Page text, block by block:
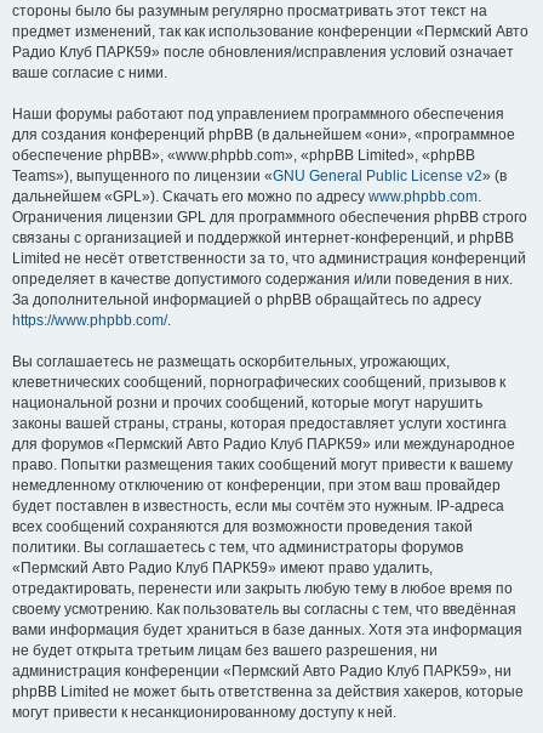
стороны было бы разумным регулярно просматривать этот текст на
предмет изменений, так как использование конференции «Пермский Авто
Радио Клуб ПАРК59» после обновления/исправления условий означает
ваше согласие с ними.
Наши форумы работают под управлением программного обеспечения
для создания конференций phpBB (в дальнейшем «они», «программное
обеспечение phpBB», «www.phpbb.com», «phpBB Limited», «phpBB
Teams»), выпущенного по лицензии «GNU General Public License v2» (в
дальнейшем «GPL»). Скачать его можно по адресу www.phpbb.com.
Ограничения лицензии GPL для программного обеспечения phpBB строго
связаны с организацией и поддержкой интернет-конференций, и phpBB
Limited не несёт ответственности за то, что администрация конференций
определяет в качестве допустимого содержания и/или поведения в них.
За дополнительной информацией о phpBB обращайтесь по адресу
https://www.phpbb.com/.
Вы соглашаетесь не размещать оскорбительных, угрожающих,
клеветнических сообщений, порнографических сообщений, призывов к
национальной розни и прочих сообщений, которые могут нарушить
законы вашей страны, страны, которая предоставляет услуги хостинга
для форумов «Пермский Авто Радио Клуб ПАРК59» или международное
право. Попытки размещения таких сообщений могут привести к вашему
немедленному отключению от конференции, при этом ваш провайдер
будет поставлен в известность, если мы сочтём это нужным. IP-адреса
всех сообщений сохраняются для возможности проведения такой
политики. Вы соглашаетесь с тем, что администраторы форумов
«Пермский Авто Радио Клуб ПАРК59» имеют право удалить,
отредактировать, перенести или закрыть любую тему в любое время по
своему усмотрению. Как пользователь вы согласны с тем, что введённая
вами информация будет храниться в базе данных. Хотя эта информация
не будет открыта третьим лицам без вашего разрешения, ни
администрация конференции «Пермский Авто Радио Клуб ПАРК59», ни
phpBB Limited не может быть ответственна за действия хакеров, которые
могут привести к несанкционированному доступу к ней.